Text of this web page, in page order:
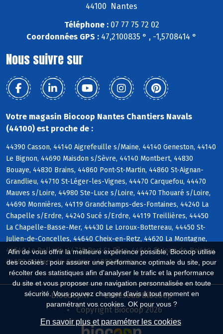
Afin de vous offrir la meilleure expérience possible, Biocoop utilise
des cookies : pour assurer une performance optimale du site, pour
récolter des statistiques afin d'analyser le trafic et la performance
du site et vous proposer une navigation personnalisée en toute
sécurité. Vous pouvez changer d'avis à tout moment en
paramétrant vos cookies. OK pour vous ?
En savoir plus et paramétrer les cookies
44100 Nantes
Téléphone :07 77 75 72 02
Coordonnées GPS : 47,2100835 ° , -1,5708414 °
Nous suivre sur
Votre magasin Biocoop Nantes Chantiers Navals
(44100) est proche de :
44390 Casson, 44140 Aigrefeuille s/Maine, 44140 Geneston, 44140
Le Bignon, 44690 Maisdon s/Sèvre, 44140 Montbert, 44830
Bouaye, 44830 Brains, 44860 Pont-St-Martin, 44860 St-Aignan-
Grandlieu, 44710 St-Léger-les-Vignes, 44470 Carquefou, 44470
Mauves s/Loire, 44980 Ste-Luce s/Loire, 44470 Thouaré s/Loire,
44690 Monnières, 44119 Grandchamps-des-Fontaines, 44240 La
Chapelle s/Erdre, 44240 Sucé s/Erdre, 44119 Treillières, 44450
La Chapelle-Basse-Mer, 44430 Le Loroux-Bottereau, 44450 St-
Julien-de-Concelles, 44640 Cheix-en-Retz, 44620 La Montagne,
44640 Le Pellerin, 44710 Port-St-Père, 44640 St-Jean-de-Boiseau,
44680 St-Mars-de-Coutais, 44000 Nantes
Biocoop.fr
Le réseau Biocoop
Copyright Biocoop 2026